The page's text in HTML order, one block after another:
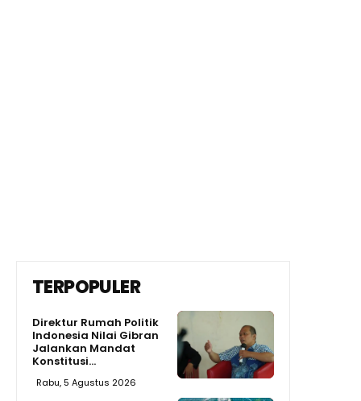
TERPOPULER
Direktur Rumah Politik
Indonesia Nilai Gibran
Jalankan Mandat
Konstitusi...
Rabu, 5 Agustus 2026